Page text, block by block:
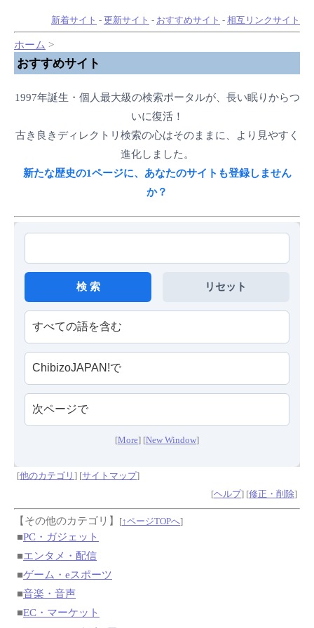
新着サイト - 更新サイト - おすすめサイト - 相互リンクサイト
ホーム >
おすすめサイト
1997年誕生・個人最大級の検索ポータルが、長い眠りからつ
いに復活！
古き良きディレクトリ検索の心はそのままに、より見やすく
進化しました。
新たな歴史の1ページに、あなたのサイトも登録しません
か？
[More] [New Window]
[他のカテゴリ ] [サイトマップ]
[ヘルプ] [修正・削除]
【その他のカテゴリ】 [↑ページTOPへ]
■PC・ガジェット
■エンタメ・配信
■ゲーム・eスポーツ
■音楽・音声
■EC・マーケット